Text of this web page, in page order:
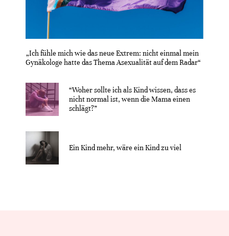
„Ich fühle mich wie das neue Extrem: nicht einmal mein
Gynäkologe hatte das Thema Asexualität auf dem Radar“
“Woher sollte ich als Kind wissen, dass es
nicht normal ist, wenn die Mama einen
schlägt?”
Ein Kind mehr, wäre ein Kind zu viel